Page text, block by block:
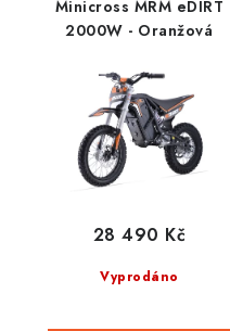
Minicross MRM eDIRT
2000W - Oranžová
Vyprodáno
28 490 Kč